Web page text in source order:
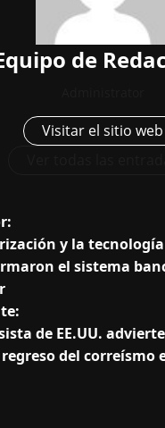
de
Visitar el sitio web
y la
el sistema
de EE.UU.
del correísmo